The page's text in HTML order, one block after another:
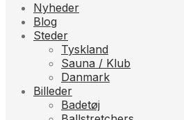
Nyheder
Blog
Steder
Tyskland
Sauna / Klub
Danmark
Billeder
Badetøj